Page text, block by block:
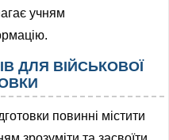
учням
ДЛЯ ВІЙСЬКОВОЇ
повинні містити